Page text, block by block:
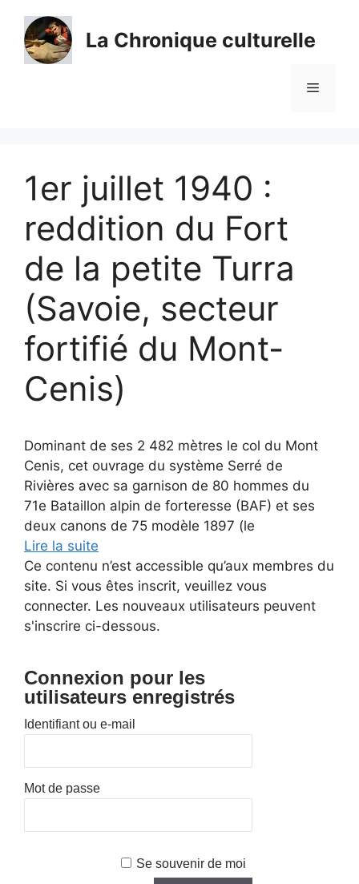
contenu
La Chronique culturelle
Menu
1er juillet 1940 :
reddition du Fort
de la petite Turra
(Savoie, secteur
fortifié du Mont-
Cenis)
Dominant de ses 2 482 mètres le col du Mont
Cenis, cet ouvrage du système Serré de
Rivières avec sa garnison de 80 hommes du
71e Bataillon alpin de forteresse (BAF) et ses
deux canons de 75 modèle 1897 (le
Lire la suite
Ce contenu n’est accessible qu’aux membres du
site. Si vous êtes inscrit, veuillez vous
connecter. Les nouveaux utilisateurs peuvent
s'inscrire ci-dessous.
Connexion pour les
utilisateurs enregistrés
Identifiant ou e-mail
Mot de passe
Se souvenir de moi